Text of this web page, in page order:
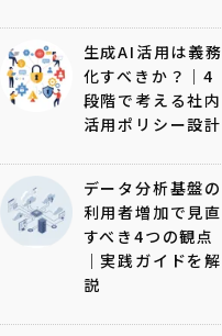
生成AI活用は義務
化すべきか？｜4
段階で考える社内
活用ポリシー設計
データ分析基盤の
利用者増加で見直
すべき4つの観点
｜実践ガイドを解
説